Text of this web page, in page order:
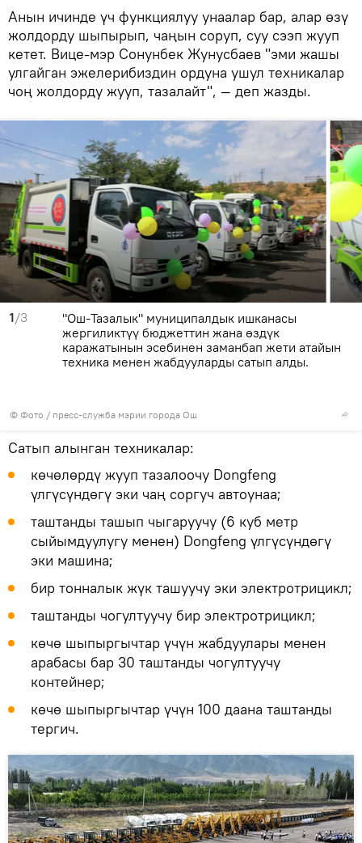
Анын ичинде үч функциялуу унаалар бар, алар өзү
жолдорду шыпырып, чаңын соруп, суу сээп жууп
кетет. Вице-мэр Сонунбек Жунусбаев "эми жашы
улгайган эжелерибиздин ордуна ушул техникалар
чоң жолдорду жууп, тазалайт", — деп жазды.
1/3
© Фото / пресс-служба мэрии города Ош
"Ош-Тазалык" муниципалдык ишканасы
жергиликтүү бюджеттин жана өздүк
каражатынын эсебинен заманбап жети атайын
техника менен жабдууларды сатып алды.
Сатып алынган техникалар:
көчөлөрдү жууп тазалоочу Dongfeng
үлгүсүндөгү эки чаң соргуч автоунаа;
таштанды ташып чыгаруучу (6 куб метр
сыйымдуулугу менен) Dongfeng үлгүсүндөгү
эки машина;
бир тонналык жүк ташуучу эки электротрицикл;
таштанды чогултуучу бир электротрицикл;
көчө шыпыргычтар үчүн жабдуулары менен
арабасы бар 30 таштанды чогултуучу
контейнер;
көчө шыпыргычтар үчүн 100 даана таштанды
тергич.